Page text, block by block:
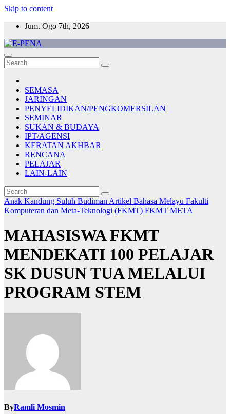
Skip to content
Jum. Ogo 7th, 2026
E-PENA
Berita Digital Terkini
SEMASA
JARINGAN
PENYELIDIKAN/PENGKOMERSILAN
SEMINAR
SUKAN & BUDAYA
IPT/AGENSI
KERATAN AKHBAR
RENCANA
PELAJAR
LAIN-LAIN
Anak Kandung Suluh Budiman Artikel Bahasa Melayu Fakulti
Komputeran dan Meta-Teknologi (FKMT) FKMT META
MAHASISWA FKMT
MENDEKATI 100 PELAJAR
SK DUSUN TUA MELALUI
PROGRAM STEM
ByRamli Mosmin